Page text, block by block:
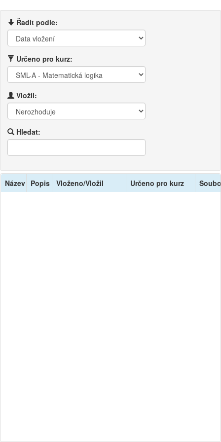
Řadit podle:
Určeno pro kurz:
Vložil:
Hledat:
Název Popis Vloženo/Vložil Určeno pro kurz